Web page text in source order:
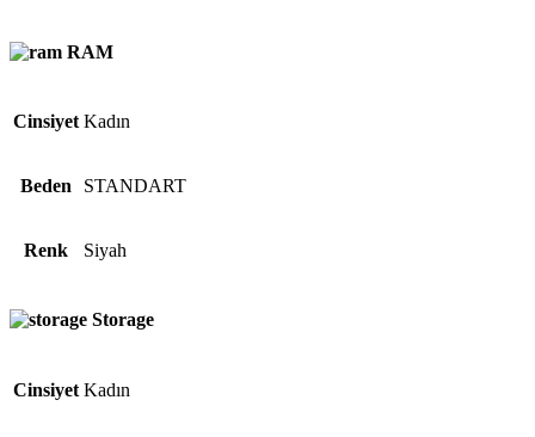
RAM
Cinsiyet Kadın
Beden STANDART
Renk Siyah
Storage
Cinsiyet Kadın